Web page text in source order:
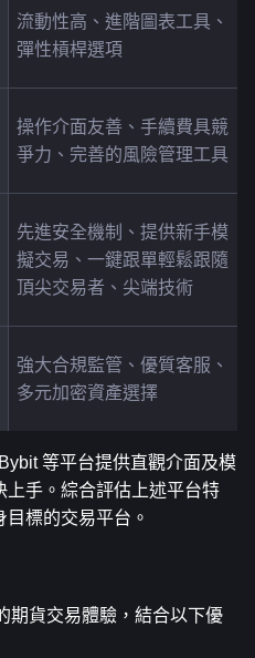
流動性高、進階圖表工具、
彈性槓桿選項
操作介面友善、手續費具競
爭力、完善的風險管理工具
先進安全機制、提供新手模
擬交易、一鍵跟單輕鬆跟隨
頂尖交易者、尖端技術
強大合規監管、優質客服、
多元加密資產選擇
等平台提供直觀介面及模
手。綜合評估上述平台特
標的交易平台。
期貨交易體驗，結合以下優